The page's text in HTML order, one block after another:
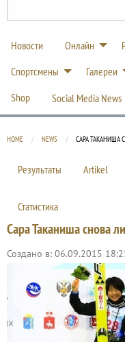
Новости Онлайн
Спортсмены
Галереи
Shop
Social Media News
HOME NEWS CURRENT:
САРА ТАКАНИША
Результаты Artikel
Статистика
Сара Таканиша снова
Создано в: 06.09.2015